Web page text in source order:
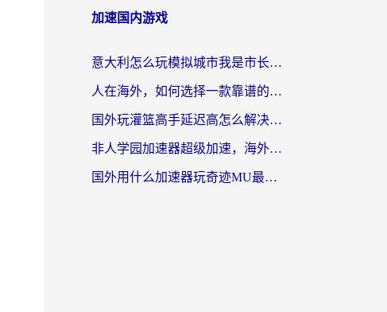
加速国内游戏
意大利怎么玩模拟城市我是市长？海外党国服游戏加速终极攻略（附三国3量子特攻解决办法）
人在海外，如何选择一款靠谱的玩剑灵2加速器？
国外玩灌篮高手延迟高怎么解决？海外玩家国服游戏加速终极指南
非人学园加速器超级加速，海外玩家重返国服的通行证
国外用什么加速器玩奇迹MU最好？2026海外玩家国服游戏加速全攻略